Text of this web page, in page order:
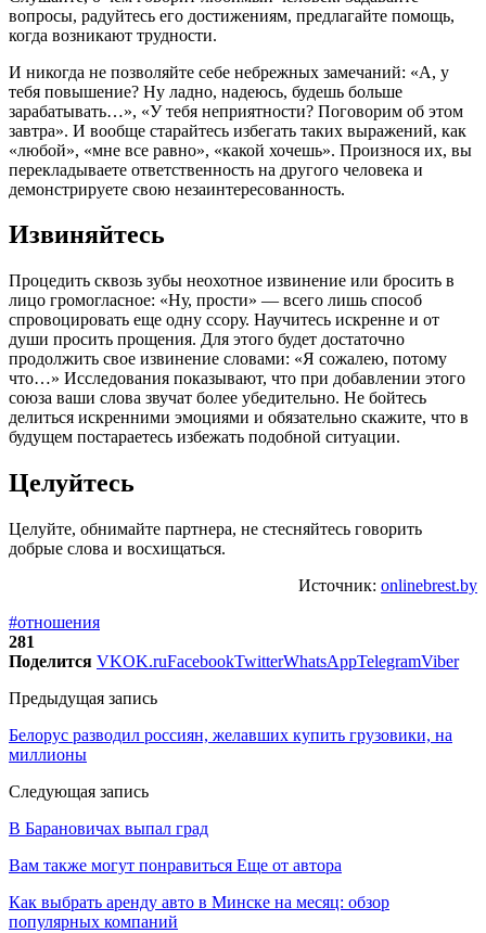
вопросы, радуйтесь его достижениям, предлагайте помощь,
когда возникают трудности.
И никогда не позволяйте себе небрежных замечаний: «А, у
тебя повышение? Ну ладно, надеюсь, будешь больше
зарабатывать…», «У тебя неприятности? Поговорим об этом
завтра». И вообще старайтесь избегать таких выражений, как
«любой», «мне все равно», «какой хочешь». Произнося их, вы
перекладываете ответственность на другого человека и
демонстрируете свою незаинтересованность.
Извиняйтесь
Процедить сквозь зубы неохотное извинение или бросить в
лицо громогласное: «Ну, прости» — всего лишь способ
спровоцировать еще одну ссору. Научитесь искренне и от
души просить прощения. Для этого будет достаточно
продолжить свое извинение словами: «Я сожалею, потому
что…» Исследования показывают, что при добавлении этого
союза ваши слова звучат более убедительно. Не бойтесь
делиться искренними эмоциями и обязательно скажите, что в
будущем постараетесь избежать подобной ситуации.
Целуйтесь
Целуйте, обнимайте партнера, не стесняйтесь говорить
добрые слова и восхищаться.
Источник: onlinebrest.by
#отношения
281
Поделится VKOK.ruFacebookTwitterWhatsAppTelegramViber
Предыдущая запись
Белорус разводил россиян, желавших купить грузовики, на
миллионы
Следующая запись
В Барановичах выпал град
Вам также могут понравиться Еще от автора
Как выбрать аренду авто в Минске на месяц: обзор
популярных компаний